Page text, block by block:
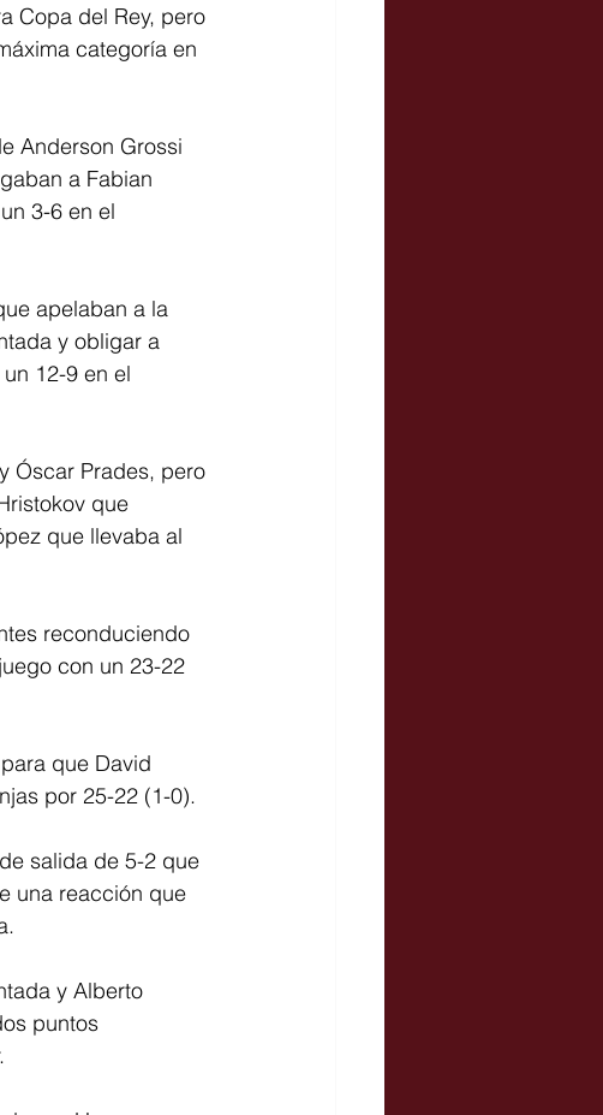
Copa del Rey, pero
categoría en
Anderson Grossi
a Fabian
3-6 en el
apelaban a la
y obligar a
12-9 en el
Óscar Prades, pero
que
que llevaba al
reconduciendo
con un 23-22
que David
por 25-22 (1-0).
salida de 5-2 que
una reacción que
y Alberto
puntos